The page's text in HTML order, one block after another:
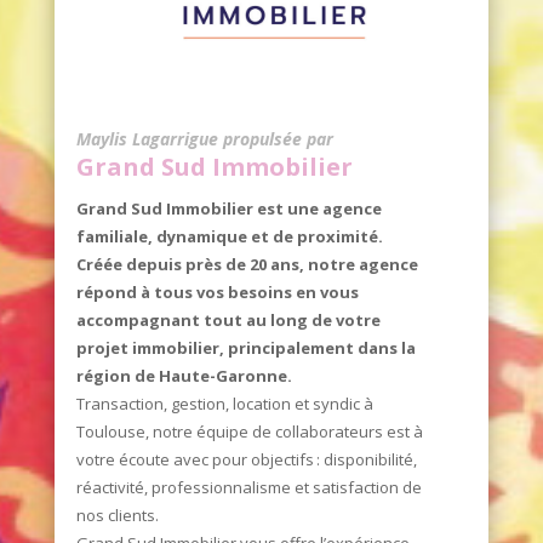
Maylis Lagarrigue propulsée par
Grand Sud Immobilier
Grand Sud Immobilier est une agence
familiale, dynamique et de proximité.
Créée depuis près de 20 ans, notre agence
répond à tous vos besoins en vous
accompagnant tout au long de votre
projet immobilier, principalement dans la
région de Haute-Garonne.
Transaction, gestion, location et syndic à
Toulouse, notre équipe de collaborateurs est à
votre écoute avec pour objectifs : disponibilité,
réactivité, professionnalisme et satisfaction de
nos clients.